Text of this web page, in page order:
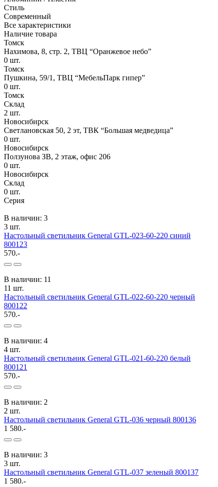
Стиль
Современный
Все характеристики
Наличие товара
Томск
Нахимова, 8, стр. 2​, ТВЦ “Оранжевое небо​”
0 шт.
Томск
Пушкина, 59/1, ТВЦ “МебельПарк гипер”
0 шт.
Томск
Склад
2 шт.
Новосибирск
Светлановская 50, 2 эт, ТВК “Большая медведица”
0 шт.
Новосибирск
Ползунова ЗВ, 2 этаж, офис 206
0 шт.
Новосибирск
Склад
0 шт.
Серия
В наличии: 3
3 шт.
Настольный светильник General GTL-023-60-220 синий
800123
570.-
В наличии: 11
11 шт.
Настольный светильник General GTL-022-60-220 черный
800122
570.-
В наличии: 4
4 шт.
Настольный светильник General GTL-021-60-220 белый
800121
570.-
В наличии: 2
2 шт.
Настольный светильник General GTL-036 черный 800136
1 580.-
В наличии: 3
3 шт.
Настольный светильник General GTL-037 зеленый 800137
1 580.-